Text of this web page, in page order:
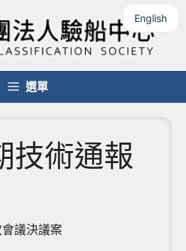
English
選單
技術通報
議決議案